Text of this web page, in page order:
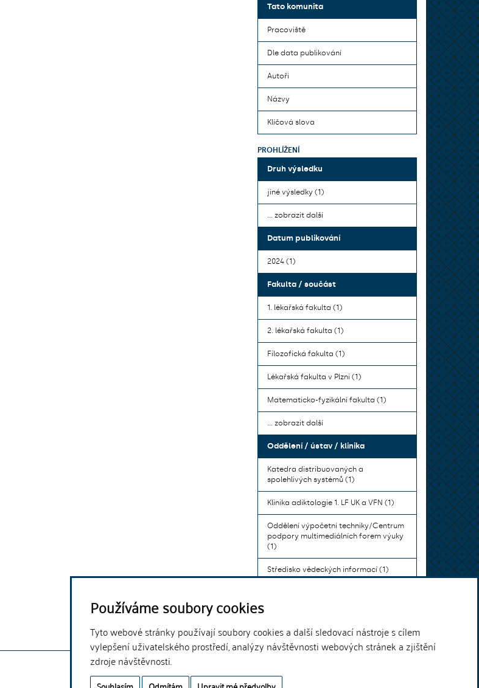
Používáme soubory cookies
Tyto webové stránky používají soubory cookies a další sledovací nástroje s cílem
vylepšení uživatelského prostředí, analýzy návštěvnosti webových stránek a zjištění
zdroje návštěvnosti.
Tato komunita
Pracoviště
Dle data publikování
Autoři
Názvy
Klíčová slova
PROHLÍŽENÍ
Druh výsledku
jiné výsledky (1)
... zobrazit další
Datum publikování
2024 (1)
Fakulta / součást
1. lékařská fakulta (1)
2. lékařská fakulta (1)
Filozofická fakulta (1)
Lékařská fakulta v Plzni (1)
Matematicko-fyzikální fakulta (1)
... zobrazit další
Oddělení / ústav / klinika
Katedra distribuovaných a
spolehlivých systémů (1)
Klinika adiktologie 1. LF UK a VFN (1)
Oddělení výpočetní techniky/Centrum
podpory multimediálních forem výuky
(1)
Středisko vědeckých informací (1)